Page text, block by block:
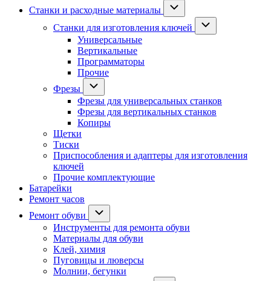
Станки и расходные материалы
Станки для изготовления ключей
Универсальные
Вертикальные
Программаторы
Прочие
Фрезы
Фрезы для универсальных станков
Фрезы для вертикальных станков
Копиры
Щетки
Тиски
Приспособления и адаптеры для изготовления
ключей
Прочие комплектующие
Батарейки
Ремонт часов
Ремонт обуви
Инструменты для ремонта обуви
Материалы для обуви
Клей, химия
Пуговицы и люверсы
Молнии, бегунки